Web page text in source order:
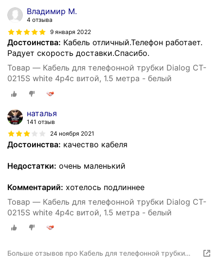
Владимир М.
4 отзыва
9 января 2022
Достоинства: Кабель отличный.Телефон работает.
Радует скорость доставки.Спасибо.
Товар — Кабель для телефонной трубки Dialog CT-
0215S white 4p4c витой, 1.5 метра - белый
наталья
141 отзыв
24 ноября 2021
Достоинства: качество кабеля
Недостатки: очень маленький
Комментарий: хотелось подлиннее
Товар — Кабель для телефонной трубки Dialog CT-
0215S white 4p4c витой, 1.5 метра - белый
Больше отзывов про Кабель для телефонной трубки